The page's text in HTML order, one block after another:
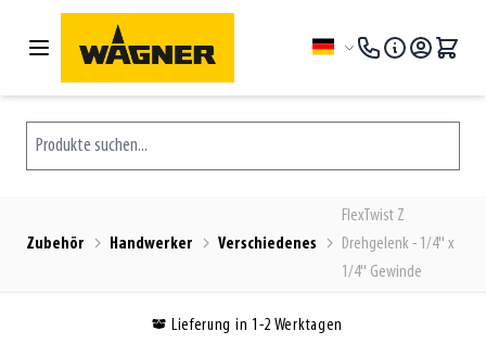
Zum Inhalt springen
Sprache
Produkte suchen...
Zubehör Handwerker Verschiedenes
FlexTwist Z
Drehgelenk - 1/4'' x
1/4'' Gewinde
Lieferung in 1-2 Werktagen